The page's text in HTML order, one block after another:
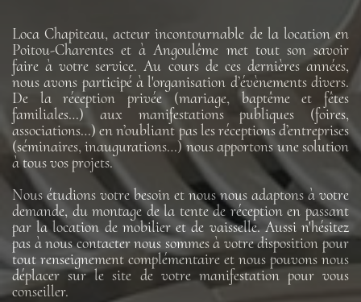
Loca Chapiteau, acteur incontournable de la location en
Poitou-Charentes et à Angoulême met tout son savoir
faire à votre service. Au cours de ces dernières années,
nous avons participé à l'organisation d’évènements divers.
De la réception privée (mariage, baptême et fêtes
familiales…) aux manifestations publiques (foires,
associations…) en n’oubliant pas les réceptions d’entreprises
(séminaires, inaugurations…) nous apportons une solution
à tous vos projets.
Nous étudions votre besoin et nous nous adaptons à votre
demande, du montage de la tente de réception en passant
par la location de mobilier et de vaisselle. Aussi n'hésitez
pas à nous contacter nous sommes à votre disposition pour
tout renseignement complémentaire et nous pouvons nous
déplacer sur le site de votre manifestation pour vous
conseiller.